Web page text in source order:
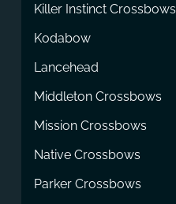
Killer Instinct Crossbows
Kodabow
Lancehead
Middleton Crossbows
Mission Crossbows
Native Crossbows
Parker Crossbows